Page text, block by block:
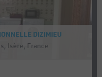
DIZIMIEU
Isère, France